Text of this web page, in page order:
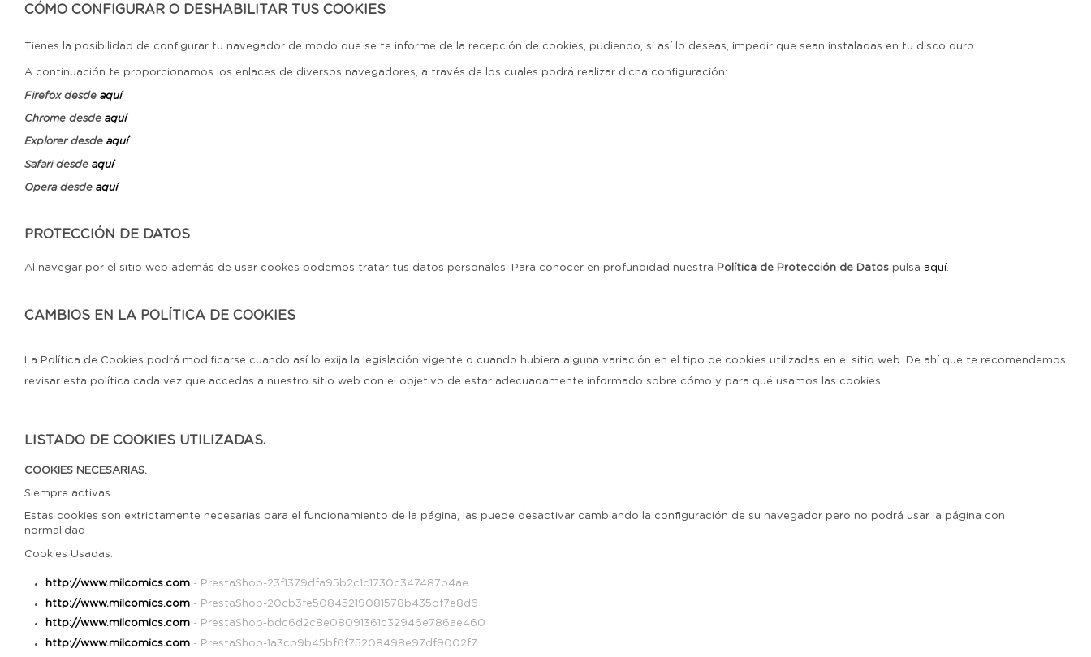
CÓMO CONFIGURAR O DESHABILITAR TUS COOKIES
Tienes la posibilidad de configurar tu navegador de modo que se te informe de la recepción de cookies, pudiendo, si así lo deseas, impedir que sean instaladas en tu disco duro.
A continuación te proporcionamos los enlaces de diversos navegadores, a través de los cuales podrá realizar dicha configuración:
Firefox desde aquí
Chrome desde aquí
Explorer desde aquí
Safari desde aquí
Opera desde aquí
PROTECCIÓN DE DATOS
Al navegar por el sitio web además de usar cookes podemos tratar tus datos personales. Para conocer en profundidad nuestra Política de Protección de Datos pulsa aquí.
CAMBIOS EN LA POLÍTICA DE COOKIES
La Política de Cookies podrá modificarse cuando así lo exija la legislación vigente o cuando hubiera alguna variación en el tipo de cookies utilizadas en el sitio web. De ahí que te recomendemos
revisar esta política cada vez que accedas a nuestro sitio web con el objetivo de estar adecuadamente informado sobre cómo y para qué usamos las cookies.
LISTADO DE COOKIES UTILIZADAS.
COOKIES NECESARIAS.
Siempre activas
Estas cookies son extrictamente necesarias para el funcionamiento de la página, las puede desactivar cambiando la configuración de su navegador pero no podrá usar la página con
normalidad
Cookies Usadas:
http://www.milcomics.com - PrestaShop-23f1379dfa95b2c1c1730c347487b4ae
http://www.milcomics.com - PrestaShop-20cb3fe50845219081578b435bf7e8d6
http://www.milcomics.com - PrestaShop-bdc6d2c8e08091361c32946e786ae460
http://www.milcomics.com - PrestaShop-1a3cb9b45bf6f75208498e97df9002f7